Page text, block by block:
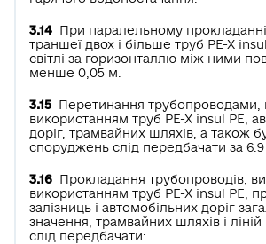
3.14 При паралельному
траншеї двох і більше труб РЕ-Х
світлі за горизонталлю між ними
менше 0,05 м.
3.15 Перетинання трубопроводами,
використанням труб РЕ-Х insul РЕ,
доріг, трамвайних шляхів, а також
споруджень слід передбачати за 6.9
3.16 Прокладання трубопроводів,
використанням труб РЕ-Х insul РЕ,
залізниць і автомобільних доріг
значення, трамвайних шляхів і
слід передбачати: